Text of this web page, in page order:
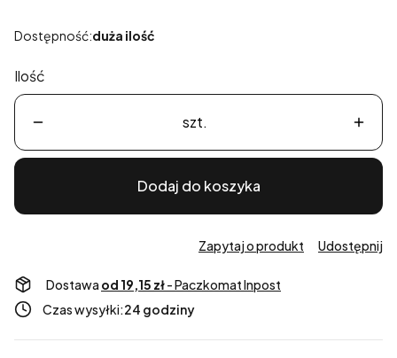
Dostępność:duża ilość
Ilość
szt.
Dodaj do koszyka
Zapytaj o produkt Udostępnij
Dostawa od 19,15 zł- Paczkomat Inpost
Czas wysyłki:24 godziny